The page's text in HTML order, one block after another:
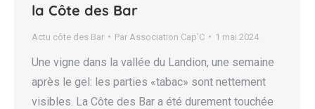
la Côte des Bar
Actu côte des Bar Par Association Cap'C 1 mai 2024
Une vigne dans la vallée du Landion, une semaine
après le gel: les parties «tabac» sont nettement
visibles. La Côte des Bar a été durement touchée